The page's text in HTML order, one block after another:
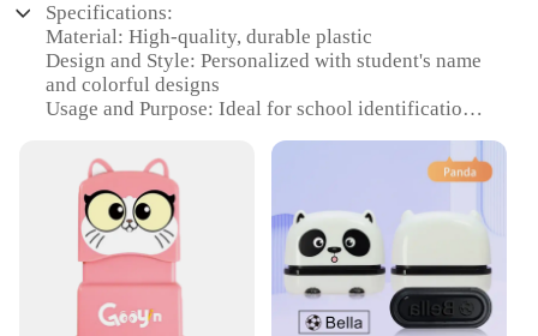
Specifications:
Material: High-quality, durable plastic
Design and Style: Personalized with student's name
and colorful designs
Usage and Purpose: Ideal for school identification
Typical Adaptive Scenario: Perfect for students,
teachers, and school administrators
Shape or Size or Weight or Quantity: Available in
sets of 10 or more, with a standard size of 2.5 inches
in diameter
Performance and Property: Weather-resistant and
easy to apply